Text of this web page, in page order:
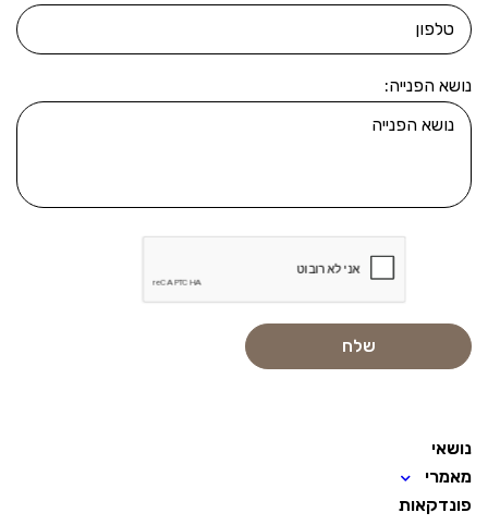
נושא הפנייה:
נושאי
מאמרי
פונדקאות